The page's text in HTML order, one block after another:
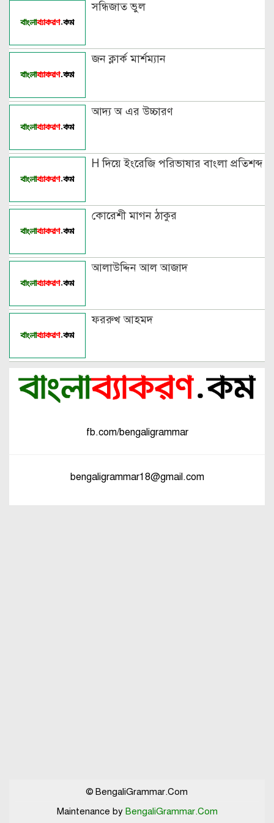
বিভিন্ন ভাষায় লিঙ্গের উদাহরণ দাও
সন্ধিজাত ভুল
জন ক্লার্ক মার্শম্যান
আদ্য অ এর উচ্চারণ
H দিয়ে ইংরেজি পরিভাষার বাংলা প্রতিশব্দ
কোরেশী মাগন ঠাকুর
আলাউদ্দিন আল আজাদ
ফররুখ আহমদ
fb.com/bengaligrammar
bengaligrammar18@gmail.com
© BengaliGrammar.Com
Maintenance by BengaliGrammar.Com